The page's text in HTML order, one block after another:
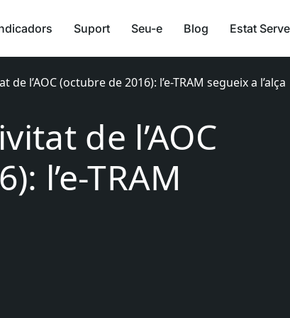
Suport Seu-e Blog Estat
de l’AOC (octubre de 2016): l’e-TRAM segueix a l’alça
de l’AOC
l’e-TRAM